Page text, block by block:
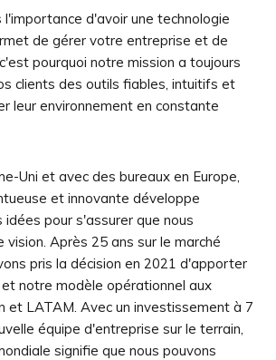
l'importance d'avoir une technologie
de gérer votre entreprise et de
pourquoi notre mission a toujours
clients des outils fiables, intuitifs et
leur environnement en constante
Uni et avec des bureaux en Europe,
et innovante développe
pour s'assurer que nous
Après 25 ans sur le marché
pris la décision en 2021 d'apporter
notre modèle opérationnel aux
et LATAM. Avec un investissement à 7
équipe d'entreprise sur le terrain,
signifie que nous pouvons